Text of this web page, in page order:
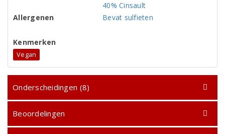
40% Cinsault
Allergenen
Bevat sulfieten
Kenmerken
Vegan
Onderscheidingen (8)
Beoordelingen